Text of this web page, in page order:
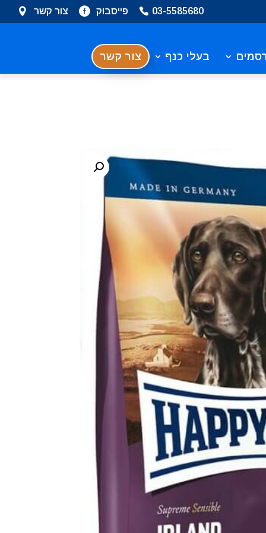
03-5585680 פייסבוק צור קשר
בעלי כנף צור קשר